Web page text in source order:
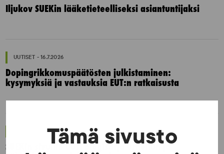
Tämä sivusto
Iljukov SUEKin lääketieteelliseksi asiantuntijaksi
UUTISET - 16.7.2026
Dopingrikkomuspäätösten julkistaminen:
kysymyksiä ja vastauksia EUT:n ratkaisusta
UUTISET - 30.6.2026
SUEKin sivuilla uusi blogisarja urheilun ja